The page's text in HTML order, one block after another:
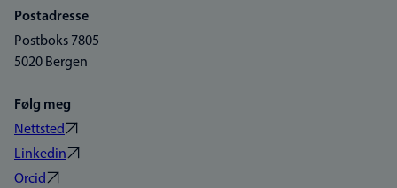
Postadresse
Postboks 7805
5020 Bergen
Følg meg
Nettsted
Linkedin
Orcid